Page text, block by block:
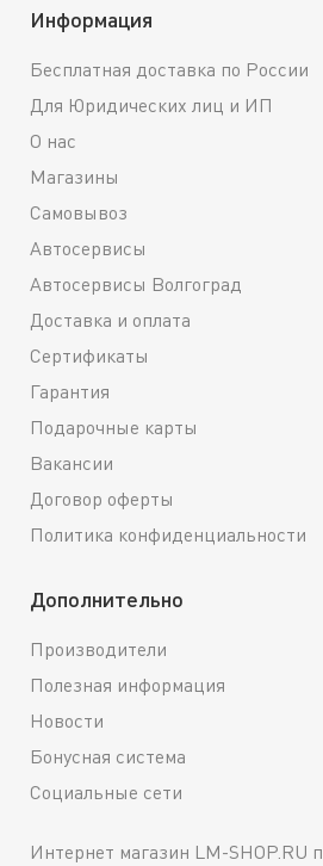
Информация
Бесплатная доставка по России
Для Юридических лиц и ИП
О нас
Магазины
Самовывоз
Автосервисы
Автосервисы Волгоград
Доставка и оплата
Сертификаты
Гарантия
Подарочные карты
Вакансии
Договор оферты
Политика конфиденциальности
Дополнительно
Производители
Полезная информация
Новости
Бонусная система
Социальные сети
Интернет магазин LM-SHOP.RU